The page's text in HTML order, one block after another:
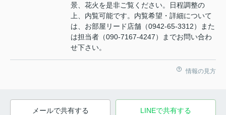
景、花火を是非ご覧ください。日程調整の
上、内覧可能です。内覧希望・詳細について
は、お部屋リード店舗（0942-65-3312）また
は担当者（090-7167-4247）までお問い合わ
せ下さい。
情報の見方
メールで共有する LINEで共有する